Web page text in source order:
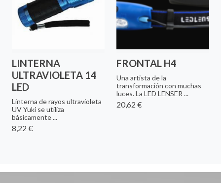
LINTERNA
ULTRAVIOLETA 14
LED
Linterna de rayos ultravioleta
UV Yuki se utiliza
básicamente ...
8,22 €
FRONTAL H4
Una artista de la
transformación con muchas
luces. La LED LENSER ...
20,62 €